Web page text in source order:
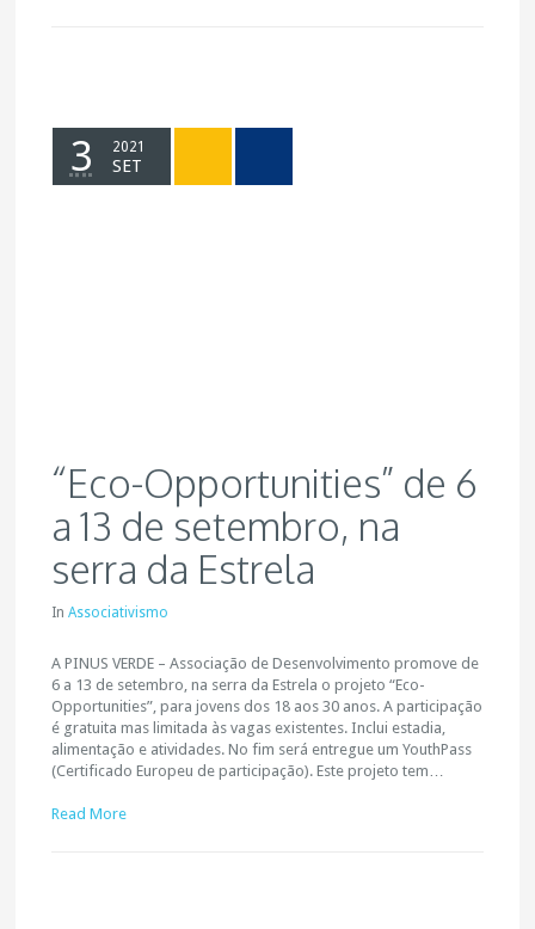
3 2021
SET
“Eco-Opportunities” de 6
a 13 de setembro, na
serra da Estrela
InAssociativismo
A PINUS VERDE – Associação de Desenvolvimento promove de
6 a 13 de setembro, na serra da Estrela o projeto “Eco-
Opportunities”, para jovens dos 18 aos 30 anos. A participação
é gratuita mas limitada às vagas existentes. Inclui estadia,
alimentação e atividades. No fim será entregue um YouthPass
(Certificado Europeu de participação). Este projeto tem…
Read More